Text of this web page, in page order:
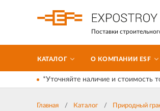
Поставки
КАТАЛОГ О КОМПАНИИ ESF
*Уточняйте наличие и стоимость
Главная Каталог Природный